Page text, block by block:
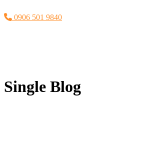
0906 501 9840
Single Blog